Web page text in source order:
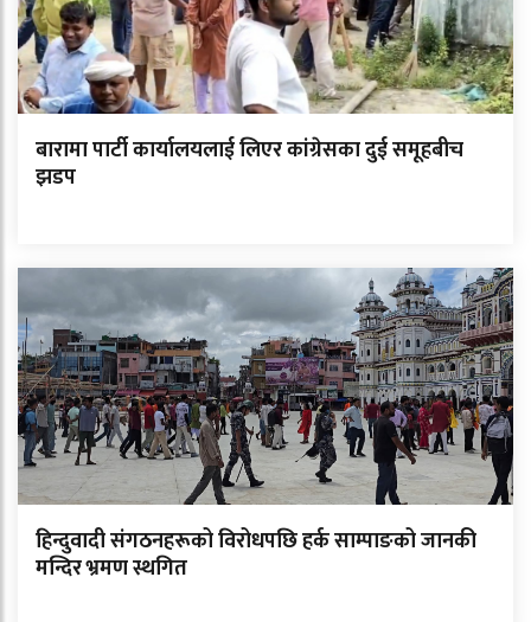
बारामा पार्टी कार्यालयलाई लिएर कांग्रेसका दुई समूहबीच
झडप
हिन्दुवादी संगठनहरूको विरोधपछि हर्क साम्पाङको जानकी
मन्दिर भ्रमण स्थगित